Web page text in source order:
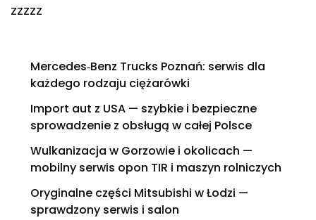
zzzzz
Mercedes‑Benz Trucks Poznań: serwis dla
każdego rodzaju ciężarówki
Import aut z USA — szybkie i bezpieczne
sprowadzenie z obsługą w całej Polsce
Wulkanizacja w Gorzowie i okolicach —
mobilny serwis opon TIR i maszyn rolniczych
Oryginalne części Mitsubishi w Łodzi —
sprawdzony serwis i salon